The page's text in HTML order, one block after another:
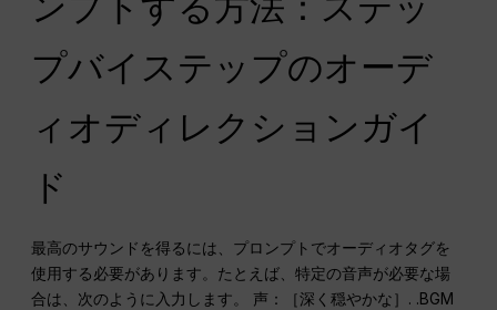
プバイステップのオーデ
ィオディレクションガイ
ド
最高のサウンドを得るには、プロンプトでオーディオタグを
使用する必要があります。たとえば、特定の音声が必要な場
合は、次のように入力します。 声：［深く穏やかな］ . .BGM